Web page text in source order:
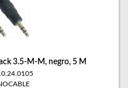
3.5-M-M, negro, 5 M